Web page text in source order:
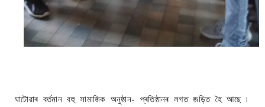
ঘাটোৱাৰ বৰ্তমান বহু সামাজিক অনুষ্ঠান- প্ৰতিষ্ঠানৰ লগত জড়িত হৈ আছে ৷